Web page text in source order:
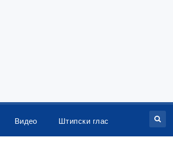
Видео Штипски глас